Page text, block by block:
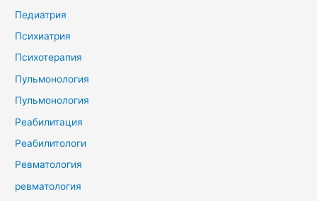
Педиатрия
Психиатрия
Психотерапия
Пульмонология
Пульмонология
Реабилитация
Реабилитологи
Ревматология
ревматология